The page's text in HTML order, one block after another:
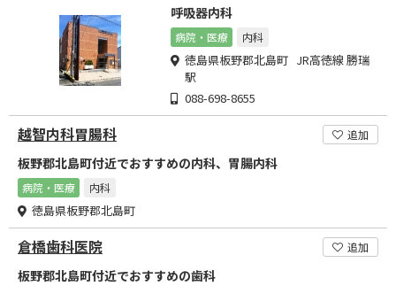
呼吸器内科
病院・医療 内科
徳島県板野郡北島町 JR高徳線 勝瑞
駅
088-698-8655
越智内科胃腸科 追加
板野郡北島町付近でおすすめの内科、胃腸内科
病院・医療 内科
徳島県板野郡北島町
倉橋歯科医院 追加
板野郡北島町付近でおすすめの歯科